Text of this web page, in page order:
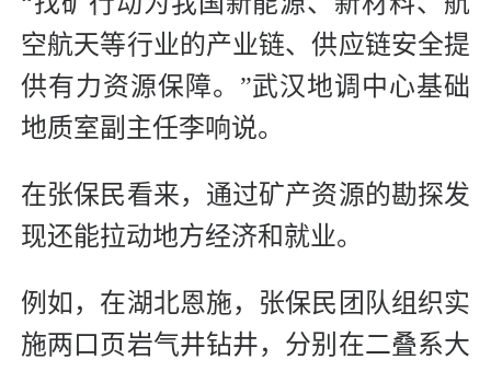
空航天等行业的产业链、供应链安全提
供有力资源保障。”武汉地调中心基础
地质室副主任李响说。
在张保民看来，通过矿产资源的勘探发
现还能拉动地方经济和就业。
例如，在湖北恩施，张保民团队组织实
施两口页岩气井钻井，分别在二叠系大